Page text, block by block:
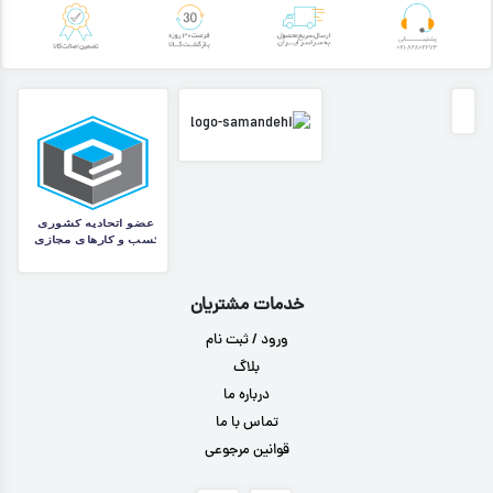
خدمات مشتریان
ورود / ثبت نام
بلاگ
درباره ما
تماس با ما
قوانین مرجوعی